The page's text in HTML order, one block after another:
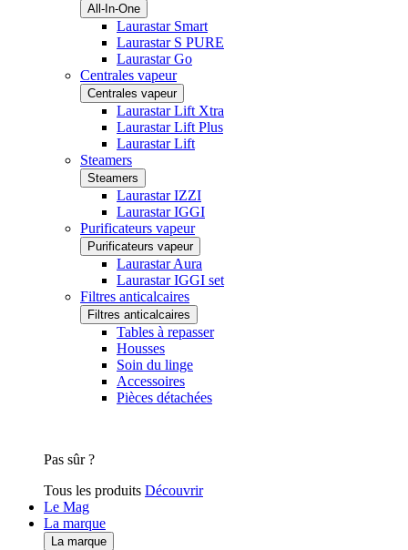
All-In-One
Laurastar Smart
Laurastar S PURE
Laurastar Go
Centrales vapeur
Centrales vapeur
Laurastar Lift Xtra
Laurastar Lift Plus
Laurastar Lift
Steamers
Steamers
Laurastar IZZI
Laurastar IGGI
Purificateurs vapeur
Purificateurs vapeur
Laurastar Aura
Laurastar IGGI set
Filtres anticalcaires
Filtres anticalcaires
Tables à repasser
Housses
Soin du linge
Accessoires
Pièces détachées
Pas sûr ?
Tous les produits Découvrir
Le Mag
La marque
La marque